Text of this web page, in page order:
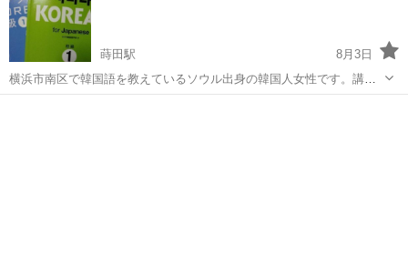
2544
蒔田駅
8月3日
横浜市南区で韓国語を教えているソウル出身の韓国人女性です。講師
歴は19年になります。対面レッスンとオンライン、ご都合に合わせて